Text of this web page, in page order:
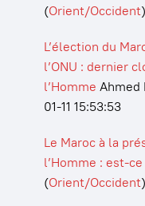
(Orient/Occident)
L’élection du
l’ONU : dernier
l’Homme Ahmed
01-11 15:53:53
Le Maroc à la
l’Homme : est-
(Orient/Occident)